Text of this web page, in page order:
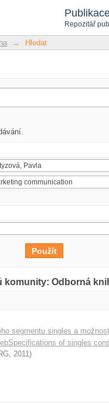
Repozitář
→ Hledat
komunity: Odborná
segmentu singles a
of singles
, 2011)